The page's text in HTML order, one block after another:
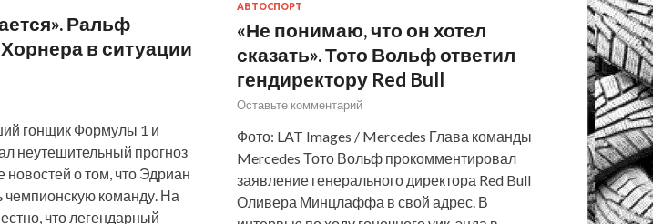
Ральф
в ситуации
гонщик Формулы 1 и
неутешительный прогноз
новостей о том, что Эдриан
чемпионскую команду. На
что легендарный
АВТОСПОРТ
«Не понимаю, что он хотел
сказать». Тото Вольф ответил
гендиректору Red Bull
Оставьте комментарий
Фото: LAT Images / Mercedes Глава команды
Mercedes Тото Вольф прокомментировал
заявление генерального директора Red Bull
Оливера Минцлаффа в свой адрес. В